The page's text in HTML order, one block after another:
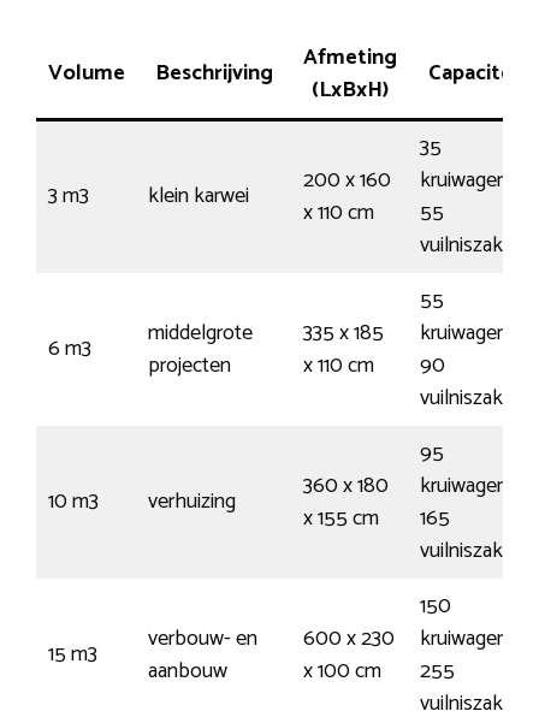
Volume Beschrijving
Afmeting
(LxBxH)
Capaciteit
3 m3 klein karwei
200 x 160
x 110 cm
35
kruiwagens /
55
vuilniszakken
6 m3
middelgrote
projecten
335 x 185
x 110 cm
55
kruiwagens /
90
vuilniszakken
10 m3 verhuizing
360 x 180
x 155 cm
95
kruiwagens /
165
vuilniszakken
15 m3
verbouw- en
aanbouw
600 x 230
x 100 cm
150
kruiwagens /
255
vuilniszakken